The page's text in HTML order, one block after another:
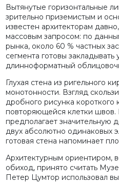
Вытянутые горизонтальные
зрительно приземистым и
известен архитекторам
массовым запросом: по
рынка, около 60 % частных
сегмента готовы
длинноформатный
Глухая стена из ригельного
монотонности. Взгляд
дробного рисунка короткого
повторяющейся клетки швов.
предполагает значительную
двух абсолютно одинаковых
готовая стена напоминает
Архитектурным ориентиром,
обиход, принято считать
Петер Цумтор использовал